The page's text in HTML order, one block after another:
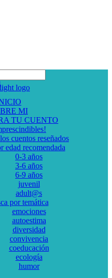
MI
TU CUENTO
cuentos reseñados
edad recomendada
0-3 años
3-6 años
6-9 años
juvenil
adult@s
por temática
emociones
autoestima
diversidad
convivencia
coeducación
ecología
humor